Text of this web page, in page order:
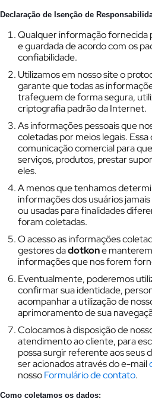
Declaração de Isenção de
Qualquer informação fornecida
e guardada de acordo com os
confiabilidade.
Utilizamos em nosso site o
garante que todas as
trafeguem de forma segura,
criptografia padrão da Internet.
As informações pessoais que
coletadas por meios legais.
comunicação comercial para
serviços, produtos, prestar
eles.
A menos que tenhamos
informações dos usuários
ou usadas para finalidades
foram coletadas.
O acesso as informações
gestores dadotkone
informações que nos forem
Eventualmente, poderemos
confirmar sua identidade,
acompanhar a utilização de
aprimoramento de sua
Colocamos à disposição de
atendimento ao cliente, para
possa surgir referente aos seus
ser acionados através do e-mail
nossoFormulário de contato.
Como coletamos os dados: